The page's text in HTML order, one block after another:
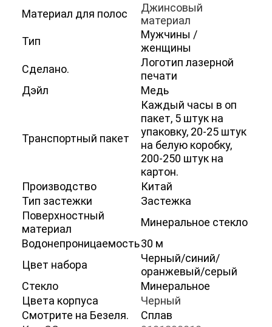
Продукты
О нас
Экскурсия по заводу
Контроль качества
Новости
Блог
Часы с ремнем из нержавеющей стали
Материал для полос
Джинсовый
материал
Тип
Мужчины /
женщины
Сделано.
Логотип лазерной
печати
Дэйл
Медь
Транспортный пакет
Каждый часы в оп
пакет, 5 штук на
упаковку, 20-25 штук
на белую коробку,
200-250 штук на
картон.
Производство
Китай
Тип застежки
Застежка
Поверхностный
материал
Минеральное стекло
Водонепроницаемость30 м
Цвет набора
Черный/синий/
оранжевый/серый
Стекло
Минеральное
Цвета корпуса
Черный
Смотрите на Безеля.
Сплав